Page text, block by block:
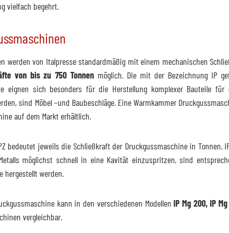
nicht verfügbar
vielfach begehrt.
werden von Italpresse standardmäßig mit einem mechanischen
von bis zu 750 Tonnenmöglich. Die mit der Bezeichnung IP
eignen sich besonders für die Herstellung komplexer Bauteile
sind Möbel –und Baubeschläge. Eine Warmkammer
auf dem Markt erhältlich.
bedeutet jeweils die Schließkraft der Druckgussmaschine in Tonnen.
möglichst schnell in eine Kavität einzuspritzen, sind
hergestellt werden.
kann in den verschiedenen ModellenIP Mg 200, IP
vergleichbar.